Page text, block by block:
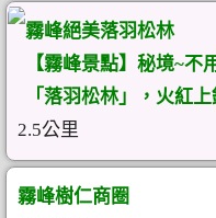
霧峰絕美落羽松林
【霧峰景點】秘境~
「落羽松林」，火紅
2.5公里
霧峰樹仁商圈